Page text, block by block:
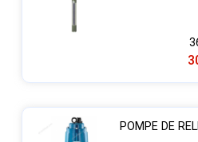
POMPE DE